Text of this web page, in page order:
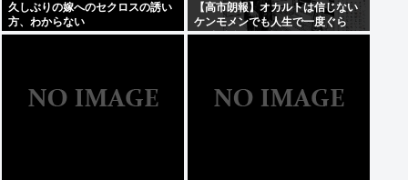
久しぶりの嫁へのセクロスの誘い
方、わからない
【高市朗報】オカルトは信じない
ケンモメンでも人生で一度ぐら
い"超自然的な体験"した事あるん